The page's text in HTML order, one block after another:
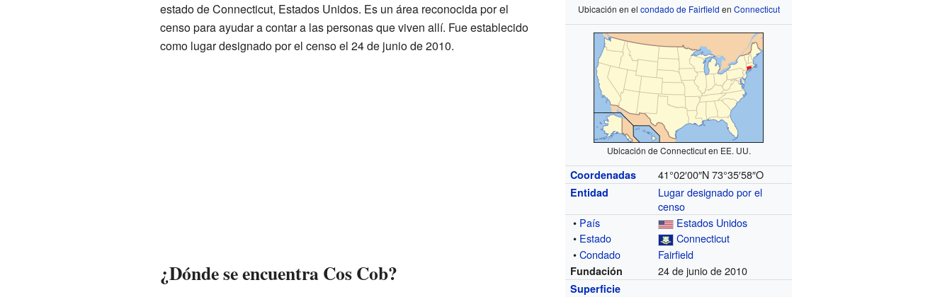
Ubicación en el condado de Fairfield en Connecticut
Ubicación de Connecticut en EE. UU.
Coordenadas 41°02′00″N 73°35′58″O
Entidad
Lugar designado por el
censo
• País
Estados Unidos
• Estado
Connecticut
•Condado Fairfield
Fundación 24 de junio de 2010
Superficie
estado de Connecticut, Estados Unidos. Es un área reconocida por el
censo para ayudar a contar a las personas que viven allí. Fue establecido
como lugar designado por el censo el 24 de junio de 2010.
¿Dónde se encuentra Cos Cob?